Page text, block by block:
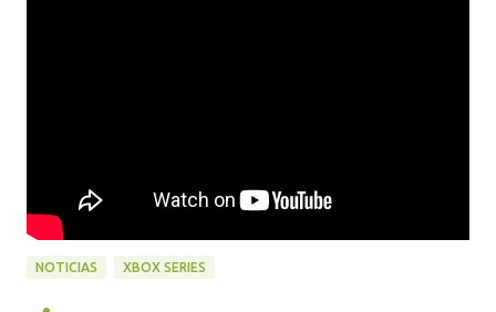
NOTICIAS XBOX SERIES